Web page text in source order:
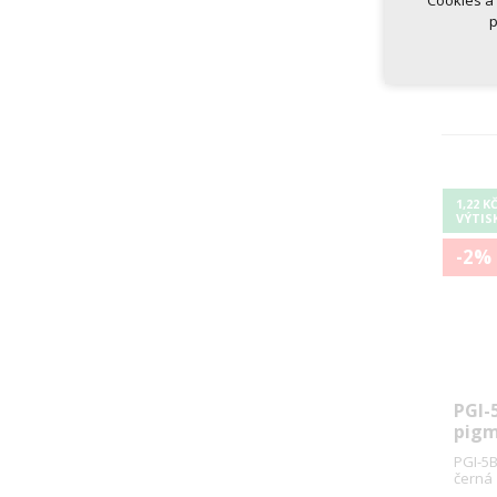
1,22 KČ
-2%
PGI-
černá